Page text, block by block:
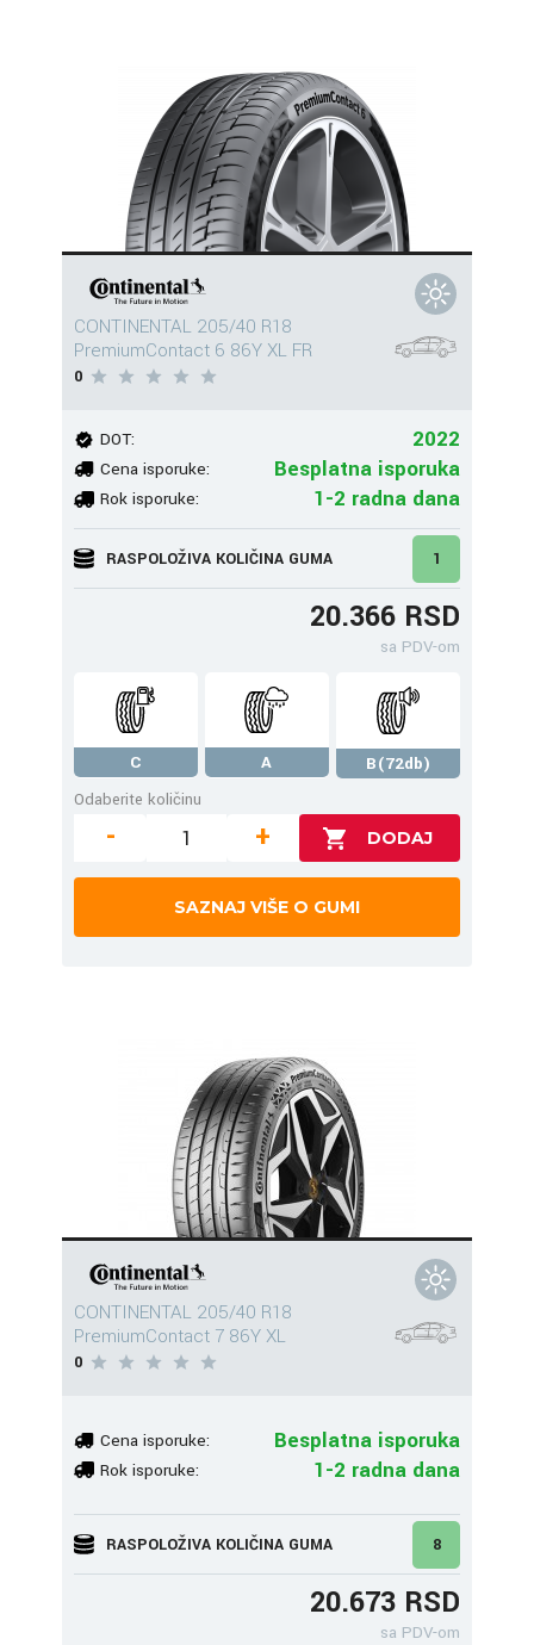
CONTINENTAL 205/40 R18
PremiumContact 6 86Y XL FR
0
DOT: 2022
Cena isporuke: Besplatna isporuka
Rok isporuke: 1-2 radna dana
RASPOLOŽIVA KOLIČINA GUMA 1
20.366 RSD
sa PDV-om
C A
B(72db)
Odaberite količinu
- +
SAZNAJ VIŠE O GUMI
CONTINENTAL 205/40 R18
PremiumContact 7 86Y XL
0
Cena isporuke: Besplatna isporuka
Rok isporuke: 1-2 radna dana
RASPOLOŽIVA KOLIČINA GUMA 8
20.673 RSD
sa PDV-om